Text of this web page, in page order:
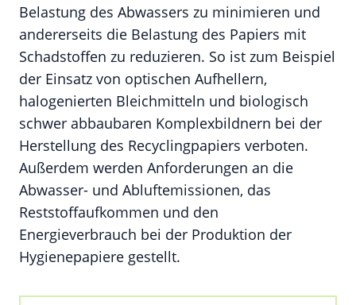
Belastung des Abwassers zu minimieren und
andererseits die Belastung des Papiers mit
Schadstoffen zu reduzieren. So ist zum Beispiel
der Einsatz von optischen Aufhellern,
halogenierten Bleichmitteln und biologisch
schwer abbaubaren Komplexbildnern bei der
Herstellung des Recyclingpapiers verboten.
Außerdem werden Anforderungen an die
Abwasser- und Abluftemissionen, das
Reststoffaufkommen und den
Energieverbrauch bei der Produktion der
Hygienepapiere gestellt.